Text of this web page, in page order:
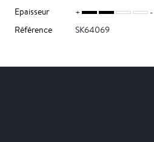
Epaisseur
Référence
SK64069